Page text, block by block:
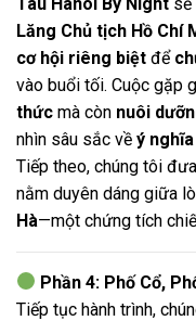
Lăng Chủ tịch Hồ Chí
cơ hội riêng biệt để
vào buổi tối. Cuộc gặp
thức mà còn nuôi
nhìn sâu sắc về ý
Tiếp theo, chúng tôi
nằm duyên dáng giữa
Hà—một chứng tích
Phần 4: Phố Cổ,
Tiếp tục hành trình,